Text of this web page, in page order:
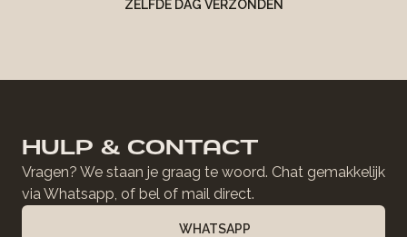
ZELFDE DAG VERZONDEN
HULP & CONTACT
Vragen? We staan je graag te woord. Chat gemakkelijk
via Whatsapp, of bel of mail direct.
WHATSAPP